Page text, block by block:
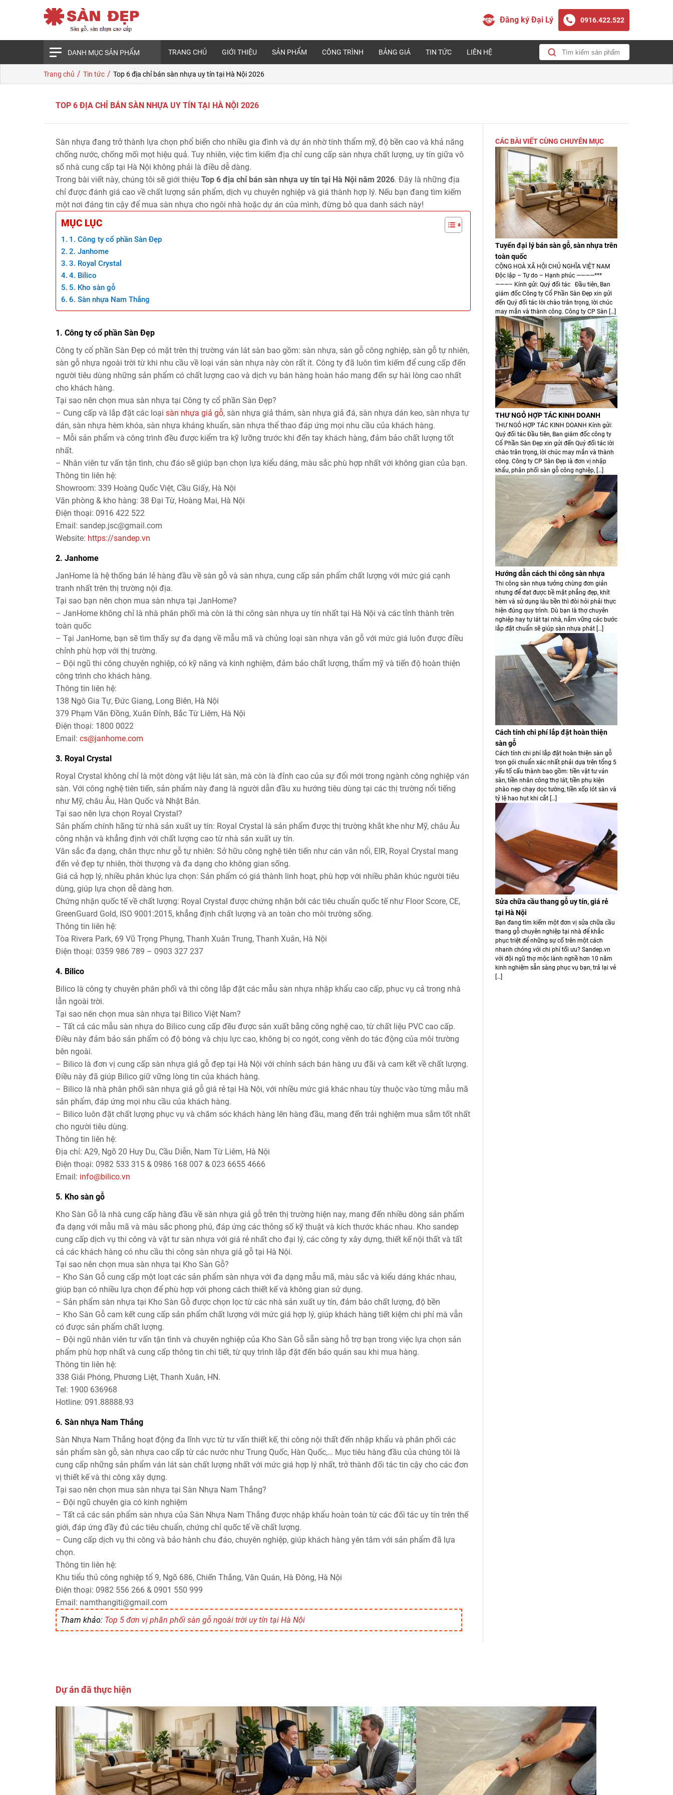
Đăng ký Đại Lý 0916.422.522
DANH MỤC SẢN PHẨM TRANG CHỦ GIỚI THIỆU SẢN PHẨM CÔNG TRÌNH BẢNG GIÁ TIN TỨC LIÊN HỆ
Trang chủ / Tin tức / Top 6 địa chỉ bán sàn nhựa uy tín tại Hà Nội 2026
TOP 6 ĐỊA CHỈ BÁN SÀN NHỰA UY TÍN TẠI HÀ NỘI 2026
Sàn nhựa đang trở thành lựa chọn phổ biến cho nhiều gia đình và dự án nhờ tính thẩm mỹ, độ bền cao và khả năng
chống nước, chống mối mọt hiệu quả. Tuy nhiên, việc tìm kiếm địa chỉ cung cấp sàn nhựa chất lượng, uy tín giữa vô
số nhà cung cấp tại Hà Nội không phải là điều dễ dàng.
Trong bài viết này, chúng tôi sẽ giới thiệu Top 6 địa chỉ bán sàn nhựa uy tín tại Hà Nội năm 2026. Đây là những địa
chỉ được đánh giá cao về chất lượng sản phẩm, dịch vụ chuyên nghiệp và giá thành hợp lý. Nếu bạn đang tìm kiếm
một nơi đáng tin cậy để mua sàn nhựa cho ngôi nhà hoặc dự án của mình, đừng bỏ qua danh sách này!
MỤC LỤC
1. Công ty cổ phần Sàn Đẹp
2. Janhome
3. Royal Crystal
4. Bilico
5. Kho sàn gỗ
6. Sàn nhựa Nam Thắng
1. Công ty cổ phần Sàn Đẹp
Công ty cổ phần Sàn Đẹp có mặt trên thị trường ván lát sàn bao gồm: sàn nhựa, sàn gỗ công nghiệp, sàn gỗ tự nhiên,
sàn gỗ nhựa ngoài trời từ khi nhu cầu về loại ván sàn nhựa này còn rất ít. Công ty đã luôn tìm kiếm để cung cấp đến
người tiêu dùng những sản phẩm có chất lượng cao và dịch vụ bán hàng hoàn hảo mang đến sự hài lòng cao nhất
cho khách hàng.
Tại sao nên chọn mua sàn nhựa tại Công ty cổ phần Sàn Đẹp?
– Cung cấp và lắp đặt các loại sàn nhựa giả gỗ, sàn nhựa giả thảm, sàn nhựa giả đá, sàn nhựa dán keo, sàn nhựa tự
dán, sàn nhựa hèm khóa, sàn nhựa kháng khuẩn, sàn nhựa thể thao đáp ứng mọi nhu cầu của khách hàng.
– Mỗi sản phẩm và công trình đều được kiểm tra kỹ lưỡng trước khi đến tay khách hàng, đảm bảo chất lượng tốt
nhất.
– Nhân viên tư vấn tận tình, chu đáo sẽ giúp bạn chọn lựa kiểu dáng, màu sắc phù hợp nhất với không gian của bạn.
Thông tin liên hệ:
Showroom: 339 Hoàng Quốc Việt, Cầu Giấy, Hà Nội
Văn phòng & kho hàng: 38 Đại Từ, Hoàng Mai, Hà Nội
Điện thoại: 0916 422 522
Email: sandep.jsc@gmail.com
Website: https://sandep.vn
2. Janhome
JanHome là hệ thống bán lẻ hàng đầu về sàn gỗ và sàn nhựa, cung cấp sản phẩm chất lượng với mức giá cạnh
tranh nhất trên thị trường nội địa.
Tại sao bạn nên chọn mua sàn nhựa tại JanHome?
– JanHome không chỉ là nhà phân phối mà còn là thi công sàn nhựa uy tín nhất tại Hà Nội và các tỉnh thành trên
toàn quốc
– Tại JanHome, bạn sẽ tìm thấy sự đa dạng về mẫu mã và chủng loại sàn nhựa vân gỗ với mức giá luôn được điều
chỉnh phù hợp với thị trường.
– Đội ngũ thi công chuyên nghiệp, có kỹ năng và kinh nghiệm, đảm bảo chất lượng, thẩm mỹ và tiến độ hoàn thiện
công trình cho khách hàng.
Thông tin liên hệ:
138 Ngô Gia Tự, Đức Giang, Long Biên, Hà Nội
379 Phạm Văn Đồng, Xuân Đỉnh, Bắc Từ Liêm, Hà Nội
Điện thoại: 1800 0022
Email: cs@janhome.com
3. Royal Crystal
Royal Crystal không chỉ là một dòng vật liệu lát sàn, mà còn là đỉnh cao của sự đổi mới trong ngành công nghiệp ván
sàn. Với công nghệ tiên tiến, sản phẩm này đang là người dẫn đầu xu hướng tiêu dùng tại các thị trường nổi tiếng
như Mỹ, châu Âu, Hàn Quốc và Nhật Bản.
Tại sao nên lựa chọn Royal Crystal?
Sản phẩm chính hãng từ nhà sản xuất uy tín: Royal Crystal là sản phẩm được thị trường khắt khe như Mỹ, châu Âu
công nhận và khẳng định với chất lượng cao từ nhà sản xuất uy tín.
Vân sắc đa dạng, chân thực như gỗ tự nhiên: Sở hữu công nghệ tiên tiến như cán vân nổi, EIR, Royal Crystal mang
đến vẻ đẹp tự nhiên, thời thượng và đa dạng cho không gian sống.
Giá cả hợp lý, nhiều phân khúc lựa chọn: Sản phẩm có giá thành linh hoạt, phù hợp với nhiều phân khúc người tiêu
dùng, giúp lựa chọn dễ dàng hơn.
Chứng nhận quốc tế về chất lượng: Royal Crystal được chứng nhận bởi các tiêu chuẩn quốc tế như Floor Score, CE,
GreenGuard Gold, ISO 9001:2015, khẳng định chất lượng và an toàn cho môi trường sống.
Thông tin liên hệ:
Tòa Rivera Park, 69 Vũ Trọng Phụng, Thanh Xuân Trung, Thanh Xuân, Hà Nội
Điện thoại: 0359 986 789 – 0903 327 237
4. Bilico
Bilico là công ty chuyên phân phối và thi công lắp đặt các mẫu sàn nhựa nhập khẩu cao cấp, phục vụ cả trong nhà
lẫn ngoài trời.
Tại sao nên chọn mua sàn nhựa tại Bilico Việt Nam?
– Tất cả các mẫu sàn nhựa do Bilico cung cấp đều được sản xuất bằng công nghệ cao, từ chất liệu PVC cao cấp.
Điều này đảm bảo sản phẩm có độ bóng và chịu lực cao, không bị co ngót, cong vênh do tác động của môi trường
bên ngoài.
– Bilico là đơn vị cung cấp sàn nhựa giả gỗ đẹp tại Hà Nội với chính sách bán hàng ưu đãi và cam kết về chất lượng.
Điều này đã giúp Bilico giữ vững lòng tin của khách hàng.
– Bilico là nhà phân phối sàn nhựa giả gỗ giá rẻ tại Hà Nội, với nhiều mức giá khác nhau tùy thuộc vào từng mẫu mã
sản phẩm, đáp ứng mọi nhu cầu của khách hàng.
– Bilico luôn đặt chất lượng phục vụ và chăm sóc khách hàng lên hàng đầu, mang đến trải nghiệm mua sắm tốt nhất
cho người tiêu dùng.
Thông tin liên hệ:
Địa chỉ: A29, Ngõ 20 Huy Du, Cầu Diễn, Nam Từ Liêm, Hà Nội
Điện thoại: 0982 533 315 & 0986 168 007 & 023 6655 4666
Email: info@bilico.vn
5. Kho sàn gỗ
Kho Sàn Gỗ là nhà cung cấp hàng đầu về sàn nhựa giả gỗ trên thị trường hiện nay, mang đến nhiều dòng sản phẩm
đa dạng với mẫu mã và màu sắc phong phú, đáp ứng các thông số kỹ thuật và kích thước khác nhau. Kho sandep
cung cấp dịch vụ thi công và vật tư sàn nhựa với giá rẻ nhất cho đại lý, các công ty xây dựng, thiết kế nội thất và tất
cả các khách hàng có nhu cầu thi công sàn nhựa giả gỗ tại Hà Nội.
Tại sao nên chọn mua sàn nhựa tại Kho Sàn Gỗ?
– Kho Sàn Gỗ cung cấp một loạt các sản phẩm sàn nhựa với đa dạng mẫu mã, màu sắc và kiểu dáng khác nhau,
giúp bạn có nhiều lựa chọn để phù hợp với phong cách thiết kế và không gian sử dụng.
– Sản phẩm sàn nhựa tại Kho Sàn Gỗ được chọn lọc từ các nhà sản xuất uy tín, đảm bảo chất lượng, độ bền
– Kho Sàn Gỗ cam kết cung cấp sản phẩm chất lượng với mức giá hợp lý, giúp khách hàng tiết kiệm chi phí mà vẫn
có được sản phẩm chất lượng.
– Đội ngũ nhân viên tư vấn tận tình và chuyên nghiệp của Kho Sàn Gỗ sẵn sàng hỗ trợ bạn trong việc lựa chọn sản
phẩm phù hợp nhất và cung cấp thông tin chi tiết, từ quy trình lắp đặt đến bảo quản sau khi mua hàng.
Thông tin liên hệ:
338 Giải Phóng, Phương Liệt, Thanh Xuân, HN.
Tel: 1900 636968
Hotline: 091.88888.93
6. Sàn nhựa Nam Thắng
Sàn Nhựa Nam Thắng hoạt động đa lĩnh vực từ tư vấn thiết kế, thi công nội thất đến nhập khẩu và phân phối các
sản phẩm sàn gỗ, sàn nhựa cao cấp từ các nước như Trung Quốc, Hàn Quốc,… Mục tiêu hàng đầu của chúng tôi là
cung cấp những sản phẩm ván lát sàn chất lượng nhất với mức giá hợp lý nhất, trở thành đối tác tin cậy cho các đơn
vị thiết kế và thi công xây dựng.
Tại sao nên chọn mua sàn nhựa tại Sàn Nhựa Nam Thắng?
– Đội ngũ chuyên gia có kinh nghiệm
– Tất cả các sản phẩm sàn nhựa của Sàn Nhựa Nam Thắng được nhập khẩu hoàn toàn từ các đối tác uy tín trên thế
giới, đáp ứng đầy đủ các tiêu chuẩn, chứng chỉ quốc tế về chất lượng.
– Cung cấp dịch vụ thi công và bảo hành chu đáo, chuyên nghiệp, giúp khách hàng yên tâm với sản phẩm đã lựa
chọn.
Thông tin liên hệ:
Khu tiểu thủ công nghiệp tổ 9, Ngõ 686, Chiến Thắng, Văn Quán, Hà Đông, Hà Nội
Điện thoại: 0982 556 266 & 0901 550 999
Email: namthangiti@gmail.com
Tham khảo: Top 5 đơn vị phân phối sàn gỗ ngoài trời uy tín tại Hà Nội
CÁC BÀI VIẾT CÙNG CHUYÊN MỤC
Tuyển đại lý bán sàn gỗ, sàn nhựa trên
toàn quốc
CỘNG HOÀ XÃ HỘI CHỦ NGHĨA VIỆT NAM
Độc lập – Tự do – Hạnh phúc ————***
———– Kính gửi: Quý đối tác Đầu tiên, Ban
giám đốc Công ty Cổ Phần Sàn Đẹp xin gửi
đến Quý đối tác lời chào trân trọng, lời chúc
may mắn và thành công. Công ty CP Sàn […]
THƯ NGỎ HỢP TÁC KINH DOANH
THƯ NGỎ HỢP TÁC KINH DOANH Kính gửi:
Quý đối tác Đầu tiên, Ban giám đốc công ty
Cổ Phần Sàn Đẹp xin gửi đến Quý đối tác lời
chào trân trọng, lời chúc may mắn và thành
công. Công ty CP Sàn Đẹp là đơn vị nhập
khẩu, phân phối sàn gỗ công nghiệp, […]
Hướng dẫn cách thi công sàn nhựa
Thi công sàn nhựa tưởng chừng đơn giản
nhưng để đạt được bề mặt phẳng đẹp, khít
hèm và sử dụng lâu bền thì đòi hỏi phải thực
hiện đúng quy trình. Dù bạn là thợ chuyên
nghiệp hay tự lát tại nhà, nắm vững các bước
lắp đặt chuẩn sẽ giúp sàn nhựa phát […]
Cách tính chi phí lắp đặt hoàn thiện
sàn gỗ
Cách tính chi phí lắp đặt hoàn thiện sàn gỗ
trọn gói chuẩn xác nhất phải dựa trên tổng 5
yếu tố cấu thành bao gồm: tiền vật tư ván
sàn, tiền nhân công thợ lát, tiền phụ kiện
phào nẹp chạy dọc tường, tiền xốp lót sàn và
tỷ lệ hao hụt khi cắt […]
Sửa chữa cầu thang gỗ uy tín, giá rẻ
tại Hà Nội
Bạn đang tìm kiếm một đơn vị sửa chữa cầu
thang gỗ chuyên nghiệp tại nhà để khắc
phục triệt để những sự cố trên một cách
nhanh chóng với chi phí tối ưu? Sandep.vn
với đội ngũ thợ mộc lành nghề hơn 10 năm
kinh nghiệm sẵn sàng phục vụ bạn, trả lại vẻ
[…]
Dự án đã thực hiện